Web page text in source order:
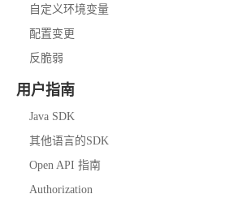
自定义环境变量
配置变更
反脆弱
用户指南
Java SDK
其他语言的SDK
Open API 指南
Authorization